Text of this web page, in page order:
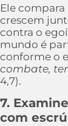
Ele
crescem
contra o
mundo é
conforme o
combate,
4,7).
7.
com